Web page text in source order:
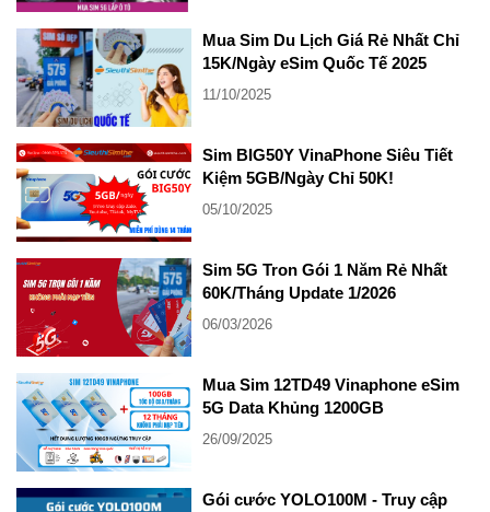
Mua Sim Du Lịch Giá Rẻ Nhất Chỉ
15K/Ngày eSim Quốc Tế 2025
11/10/2025
Sim BIG50Y VinaPhone Siêu Tiết
Kiệm 5GB/Ngày Chỉ 50K!
05/10/2025
Sim 5G Tron Gói 1 Năm Rẻ Nhất
60K/Tháng Update 1/2026
06/03/2026
Mua Sim 12TD49 Vinaphone eSim
5G Data Khủng 1200GB
26/09/2025
Gói cước YOLO100M - Truy cập